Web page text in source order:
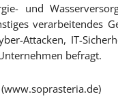
und
verarbeitendes
Attacken, IT-
befragt.